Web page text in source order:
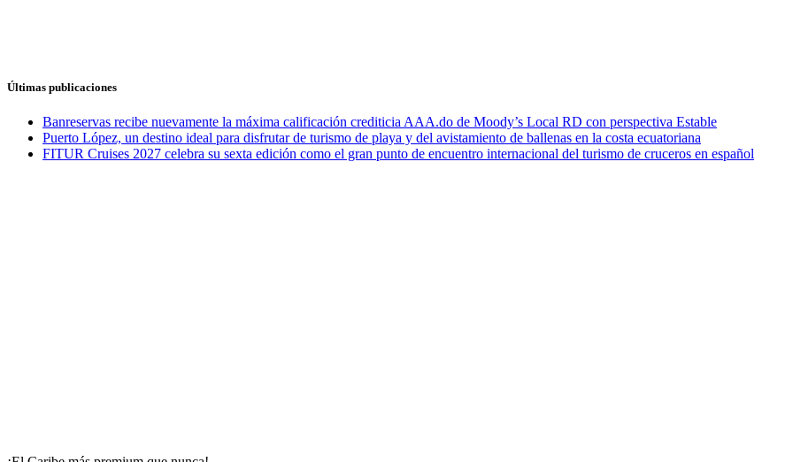
Últimas publicaciones
Banreservas recibe nuevamente la máxima calificación crediticia AAA.do de Moody’s Local RD con perspectiva Estable
Puerto López, un destino ideal para disfrutar de turismo de playa y del avistamiento de ballenas en la costa ecuatoriana
FITUR Cruises 2027 celebra su sexta edición como el gran punto de encuentro internacional del turismo de cruceros en español